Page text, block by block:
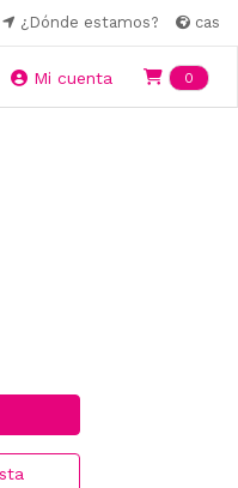
¿Dónde estamos? cas
Mi cuenta 0